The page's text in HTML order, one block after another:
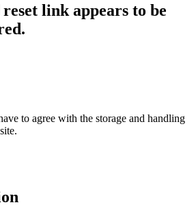
link appears to be
to agree with the storage and handling